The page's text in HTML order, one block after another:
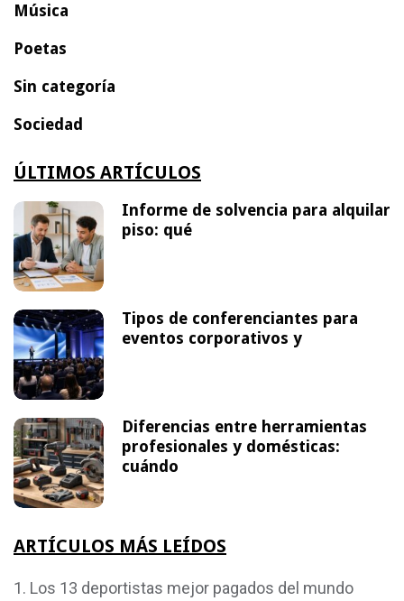
Música
Poetas
Sin categoría
Sociedad
ÚLTIMOS ARTÍCULOS
Informe de solvencia para alquilar
piso: qué
Tipos de conferenciantes para
eventos corporativos y
Diferencias entre herramientas
profesionales y domésticas:
cuándo
ARTÍCULOS MÁS LEÍDOS
Los 13 deportistas mejor pagados del mundo